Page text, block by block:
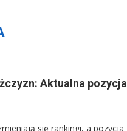
Aktualna pozycja
się rankingi, a pozycja